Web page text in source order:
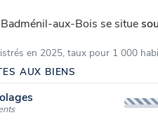
aux-Bois se situe
en 2025, taux pour 1 000
AUX BIENS